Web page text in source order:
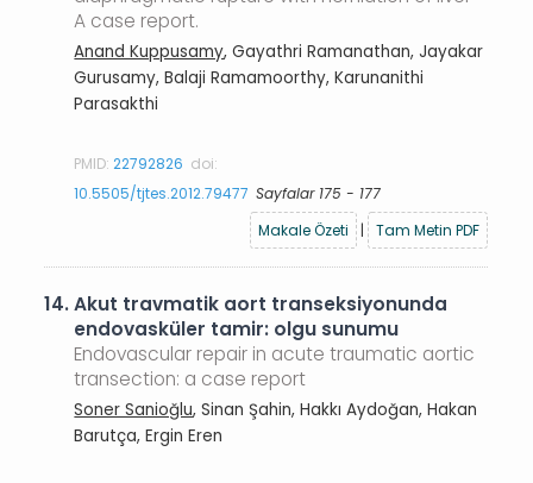
A case report.
Anand Kuppusamy, Gayathri Ramanathan, Jayakar
Gurusamy, Balaji Ramamoorthy, Karunanithi
Parasakthi
PMID:22792826 doi:
10.5505/tjtes.2012.79477 Sayfalar 175 - 177
Makale Özeti
| Tam Metin PDF
14.Akut travmatik aort transeksiyonunda
endovasküler tamir: olgu sunumu
Endovascular repair in acute traumatic aortic
transection: a case report
Soner Sanioğlu, Sinan Şahin, Hakkı Aydoğan, Hakan
Barutça, Ergin Eren